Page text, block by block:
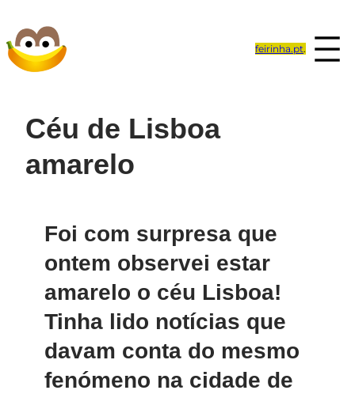
para
o
feirinha.pt.
Céu de Lisboa
amarelo
Foi com surpresa que
ontem observei estar
amarelo o céu Lisboa!
Tinha lido notícias que
davam conta do mesmo
fenómeno na cidade de